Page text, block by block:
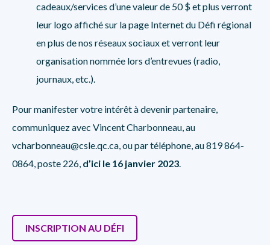
cadeaux/services d’une valeur de 50 $ et plus verront
leur logo affiché sur lapage Internet du Défi régional
en plus de nos réseaux sociaux et verront leur
organisation nommée lors d’entrevues (radio,
journaux, etc.).
Pour manifester votre intérêt à devenir partenaire,
communiquez avec Vincent Charbonneau, au
vcharbonneau@csle.qc.ca, ou par téléphone, au 819 864-
0864, poste 226, d’ici le 16 janvier 2023.
INSCRIPTION AU DÉFI